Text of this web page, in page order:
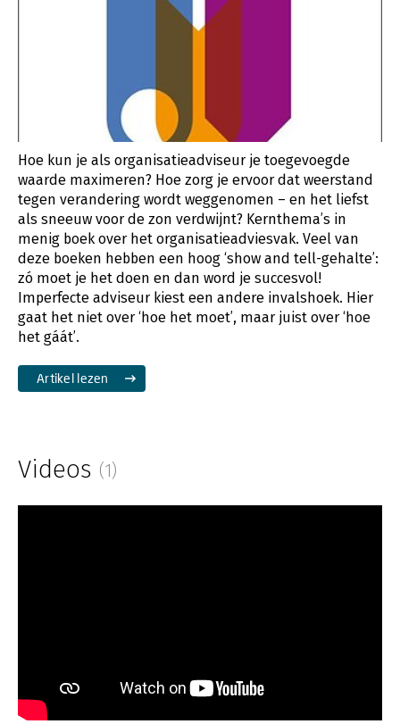
Hoe kun je als organisatieadviseur je toegevoegde
waarde maximeren? Hoe zorg je ervoor dat weerstand
tegen verandering wordt weggenomen – en het liefst
als sneeuw voor de zon verdwijnt? Kernthema’s in
menig boek over het organisatieadviesvak. Veel van
deze boeken hebben een hoog ‘show and tell-gehalte’:
zó moet je het doen en dan word je succesvol!
Imperfecte adviseur kiest een andere invalshoek. Hier
gaat het niet over ‘hoe het moet’, maar juist over ‘hoe
het gáát’.
Artikel lezen
Videos (1)